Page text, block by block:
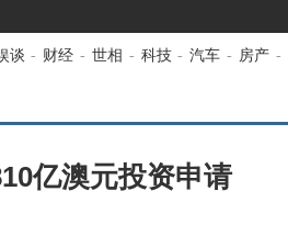
谈 - 财经 - 世相 - 科技 - 汽车 - 房产 -
亿澳元投资申请